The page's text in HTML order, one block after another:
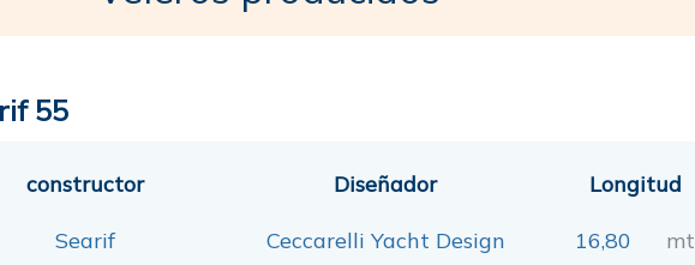
55
constructor
Searif
Diseñador
Ceccarelli Yacht Design
Longitud
16,80 mt